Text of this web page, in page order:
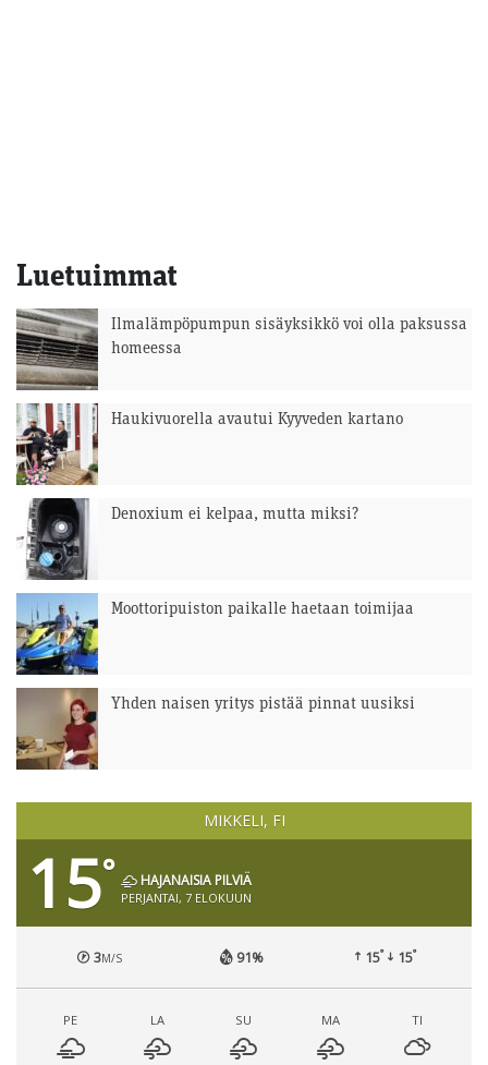
Luetuimmat
Ilmalämpöpumpun sisäyksikkö voi olla paksussa
homeessa
Haukivuorella avautui Kyyveden kartano
Denoxium ei kelpaa, mutta miksi?
Moottoripuiston paikalle haetaan toimijaa
Yhden naisen yritys pistää pinnat uusiksi
MIKKELI, FI
15° HAJANAISIA PILVIÄ
PERJANTAI, 7 ELOKUUN
3M/S 91% 15° 15°
PE LA SU MA TI